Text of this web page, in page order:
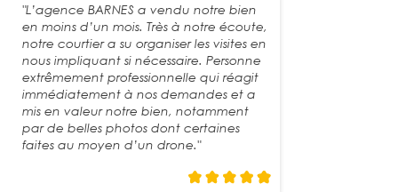
"L’agence BARNES a vendu notre bien
en moins d’un mois. Très à notre écoute,
notre courtier a su organiser les visites en
nous impliquant si nécessaire. Personne
extrêmement professionnelle qui réagit
immédiatement à nos demandes et a
mis en valeur notre bien, notamment
par de belles photos dont certaines
faites au moyen d’un drone."